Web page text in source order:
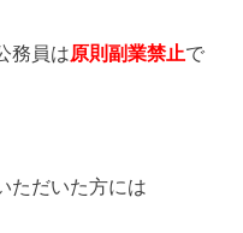
務員は原則副業禁止で
ただいた方には